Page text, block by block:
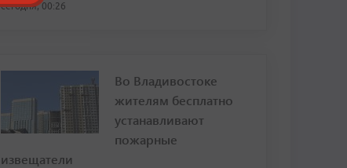
сегодня, 00:26
Во Владивостоке
жителям бесплатно
устанавливают
пожарные
извещатели